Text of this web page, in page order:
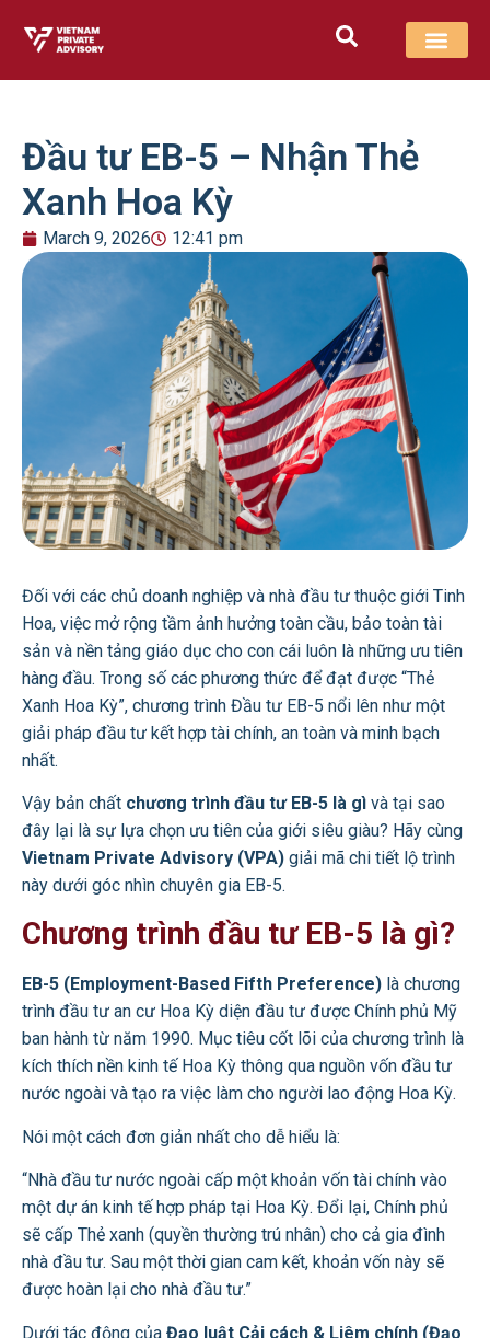
Đầu tư EB-5 – Nhận Thẻ
Xanh Hoa Kỳ
March 9, 2026 12:41 pm
Đối với các chủ doanh nghiệp và nhà đầu tư thuộc giới Tinh
Hoa, việc mở rộng tầm ảnh hưởng toàn cầu, bảo toàn tài
sản và nền tảng giáo dục cho con cái luôn là những ưu tiên
hàng đầu. Trong số các phương thức để đạt được “Thẻ
Xanh Hoa Kỳ”, chương trình Đầu tư EB-5 nổi lên như một
giải pháp đầu tư kết hợp tài chính, an toàn và minh bạch
nhất.
Vậy bản chất chương trình đầu tư EB-5 là gì và tại sao
đây lại là sự lựa chọn ưu tiên của giới siêu giàu? Hãy cùng
Vietnam Private Advisory (VPA) giải mã chi tiết lộ trình
này dưới góc nhìn chuyên gia EB-5.
Chương trình đầu tư EB-5 là gì?
EB-5 (Employment-Based Fifth Preference) là chương
trình đầu tư an cư Hoa Kỳ diện đầu tư được Chính phủ Mỹ
ban hành từ năm 1990. Mục tiêu cốt lõi của chương trình là
kích thích nền kinh tế Hoa Kỳ thông qua nguồn vốn đầu tư
nước ngoài và tạo ra việc làm cho người lao động Hoa Kỳ.
Nói một cách đơn giản nhất cho dễ hiểu là:
“Nhà đầu tư nước ngoài cấp một khoản vốn tài chính vào
một dự án kinh tế hợp pháp tại Hoa Kỳ. Đổi lại, Chính phủ
sẽ cấp Thẻ xanh (quyền thường trú nhân) cho cả gia đình
nhà đầu tư. Sau một thời gian cam kết, khoản vốn này sẽ
được hoàn lại cho nhà đầu tư.”
Dưới tác động của Đạo luật Cải cách & Liêm chính (Đạo